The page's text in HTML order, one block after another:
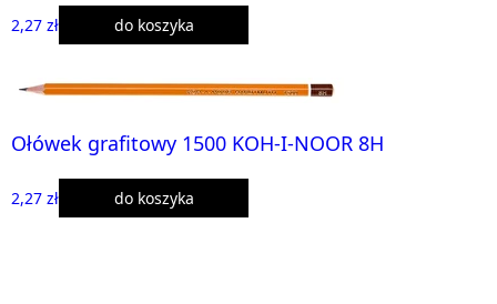
2,27 zł do koszyka
Ołówek grafitowy 1500 KOH-I-NOOR 8H
2,27 zł do koszyka